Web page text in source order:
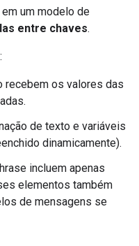
um modelo de
entre chaves.
recebem os valores das
de texto e variáveis
dinamicamente).
incluem apenas
elementos também
de mensagens se